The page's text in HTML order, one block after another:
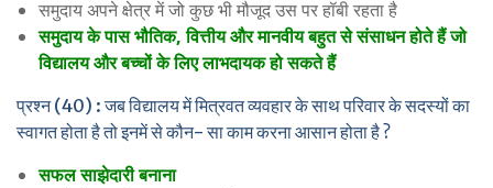
समुदाय अपने क्षेत्र में जो कुछ भी मौजूद उस पर हॉबी रहता है
समुदाय के पास भौतिक, वित्तीय और मानवीय बहुत से संसाधन होते हैं जो
विद्यालय और बच्चों के लिए लाभदायक हो सकते हैं
प्रश्न (40) : जब विद्यालय में मित्रवत व्यवहार के साथ परिवार के सदस्यों का
स्वागत होता है तो इनमें से कौन- सा काम करना आसान होता है ?
सफल साझेदारी बनाना